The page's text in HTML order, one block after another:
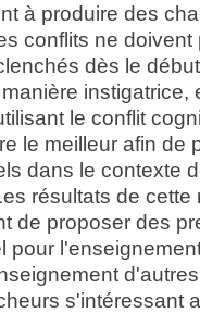
à produire des
conflits ne doivent
dès le
instigatrice,
le conflit
le meilleur afin de
dans le contexte
résultats de cette
de proposer des
pour
s'intéressant